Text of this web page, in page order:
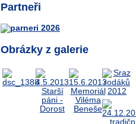
Partneři
Obrázky z galerie